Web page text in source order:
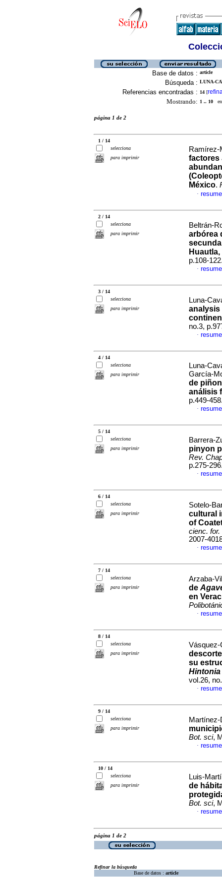
Base de datos : article
Búsqueda : LUNA-
Referencias encontradas : 14 [
Mostrando: 1 .. 10 en
página 1 de 2
1 / 14
selecciona
para imprimir
Ramírez-
factores
México.
·
2 / 14
selecciona
para imprimir
Beltrán-
arbórea
p.108-
·
3 / 14
selecciona
para imprimir
Luna-
no.3,
·
4 / 14
selecciona
para imprimir
Luna-
García-
de
análisis
p.449-
·
5 / 14
selecciona
para imprimir
Barrera-
pinyon
Rev.
p.275-
·
6 / 14
selecciona
para imprimir
Sotelo-
cultural
of
cienc. for.
2007-
·
7 / 14
selecciona
para imprimir
Arzaba-
de
en
·
8 / 14
selecciona
para imprimir
Vásquez-
su
vol.26,
·
9 / 14
selecciona
para imprimir
Bot. sci,
·
10 / 14
selecciona
para imprimir
Luis-
de
Bot. sci,
·
página 1 de 2
Refinar la búsqueda
Base de datos : article